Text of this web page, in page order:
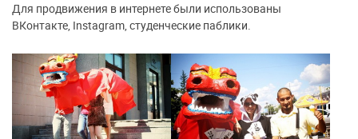
Для продвижения в интернете были использованы
ВКонтакте, Instagram, студенческие паблики.